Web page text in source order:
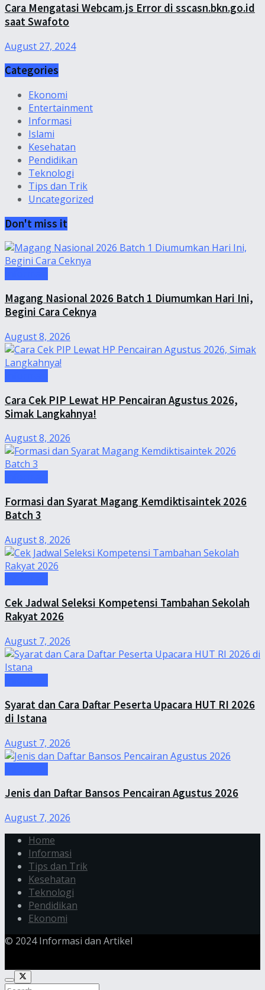
Cara Mengatasi Webcam.js Error di sscasn.bkn.go.id
saat Swafoto
August 27, 2024
Categories
Ekonomi
Entertainment
Informasi
Islami
Kesehatan
Pendidikan
Teknologi
Tips dan Trik
Uncategorized
Don't miss it
Magang Nasional 2026 Batch 1 Diumumkan Hari Ini,
Begini Cara Ceknya
August 8, 2026
Cara Cek PIP Lewat HP Pencairan Agustus 2026,
Simak Langkahnya!
August 8, 2026
Formasi dan Syarat Magang Kemdiktisaintek 2026
Batch 3
August 8, 2026
Cek Jadwal Seleksi Kompetensi Tambahan Sekolah
Rakyat 2026
August 7, 2026
Syarat dan Cara Daftar Peserta Upacara HUT RI 2026
di Istana
August 7, 2026
Jenis dan Daftar Bansos Pencairan Agustus 2026
August 7, 2026
Home
Informasi
Tips dan Trik
Kesehatan
Teknologi
Pendidikan
Ekonomi
© 2024 Informasi dan Artikel